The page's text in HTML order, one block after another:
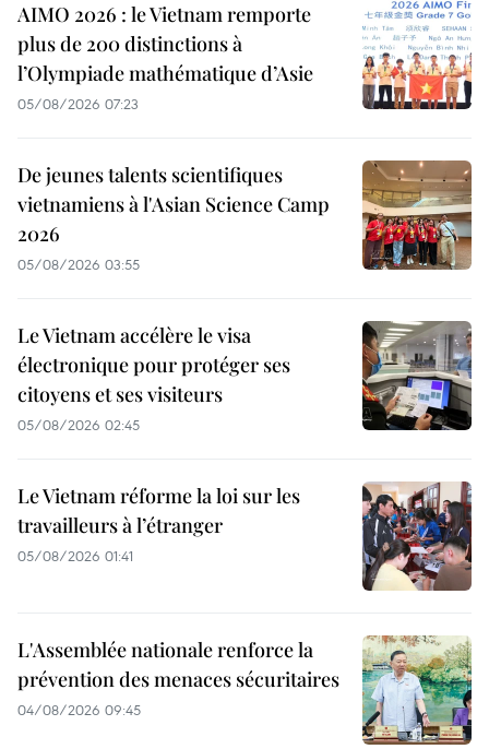
AIMO 2026 : le Vietnam remporte
plus de 200 distinctions à
l’Olympiade mathématique d’Asie
05/08/2026 07:23
De jeunes talents scientifiques
vietnamiens à l'Asian Science Camp
2026
05/08/2026 03:55
Le Vietnam accélère le visa
électronique pour protéger ses
citoyens et ses visiteurs
05/08/2026 02:45
Le Vietnam réforme la loi sur les
travailleurs à l’étranger
05/08/2026 01:41
L'Assemblée nationale renforce la
prévention des menaces sécuritaires
04/08/2026 09:45